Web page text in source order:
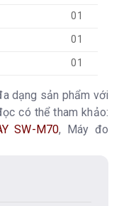
01
01
01
dạng sản phẩm với
có thể tham khảo:
SW-M70, Máy đo